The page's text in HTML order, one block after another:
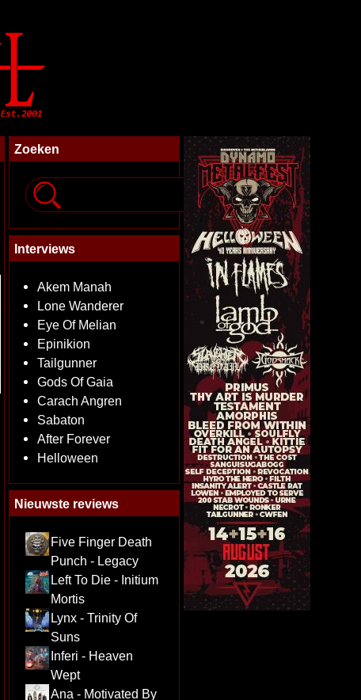
Zoeken
Interviews
Akem Manah
Lone Wanderer
Eye Of Melian
Epinikion
Tailgunner
Gods Of Gaia
Carach Angren
Sabaton
After Forever
Helloween
Nieuwste reviews
Five Finger Death
Punch - Legacy
Left To Die - Initium
Mortis
Lynx - Trinity Of
Suns
Inferi - Heaven
Wept
Ana - Motivated By